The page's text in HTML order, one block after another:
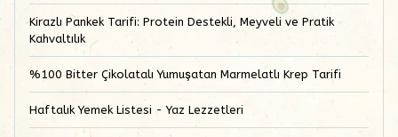
Kirazlı Pankek Tarifi: Protein Destekli, Meyveli ve Pratik
Kahvaltılık
%100 Bitter Çikolatalı Yumuşatan Marmelatlı Krep Tarifi
Haftalık Yemek Listesi - Yaz Lezzetleri